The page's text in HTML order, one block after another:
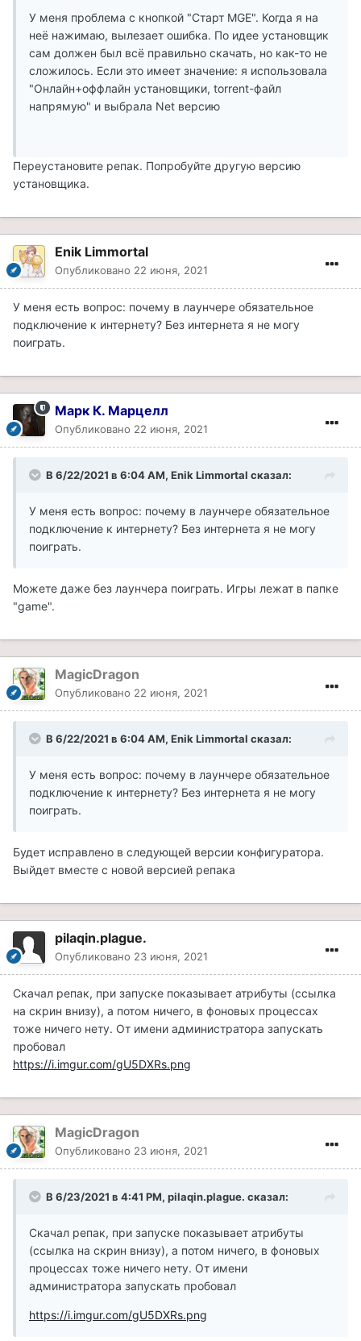
У меня проблема с кнопкой "Старт MGE". Когда я на
неё нажимаю, вылезает ошибка. По идее установщик
сам должен был всё правильно скачать, но как-то не
сложилось. Если это имеет значение: я использовала
"Онлайн+оффлайн установщики, torrent-файл
напрямую" и выбрала Net версию
Переустановите репак. Попробуйте другую версию
установщика.
Enik Limmortal
Опубликовано 22 июня, 2021
У меня есть вопрос: почему в лаунчере обязательное
подключение к интернету? Без интернета я не могу
поиграть.
Марк К. Марцелл
Опубликовано 22 июня, 2021
В 6/22/2021 в 6:04 AM, Enik Limmortal сказал:
У меня есть вопрос: почему в лаунчере обязательное
подключение к интернету? Без интернета я не могу
поиграть.
Можете даже без лаунчера поиграть. Игры лежат в папке
"game".
MagicDragon
Опубликовано 22 июня, 2021
В 6/22/2021 в 6:04 AM, Enik Limmortal сказал:
У меня есть вопрос: почему в лаунчере обязательное
подключение к интернету? Без интернета я не могу
поиграть.
Будет исправлено в следующей версии конфигуратора.
Выйдет вместе с новой версией репака
pilaqin.plague.
Опубликовано 23 июня, 2021
Скачал репак, при запуске показывает атрибуты (ссылка
на скрин внизу), а потом ничего, в фоновых процессах
тоже ничего нету. От имени администратора запускать
пробовал
https://i.imgur.com/gU5DXRs.png
MagicDragon
Опубликовано 23 июня, 2021
В 6/23/2021 в 4:41 PM, pilaqin.plague. сказал:
Скачал репак, при запуске показывает атрибуты
(ссылка на скрин внизу), а потом ничего, в фоновых
процессах тоже ничего нету. От имени
администратора запускать пробовал
https://i.imgur.com/gU5DXRs.png